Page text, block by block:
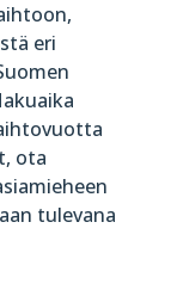
eri
ota
tulevana